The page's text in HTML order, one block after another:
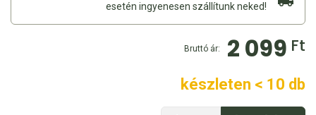
esetén ingyenesen szállítunk neked!
Bruttó ár: 2 099 Ft
készleten < 10 db